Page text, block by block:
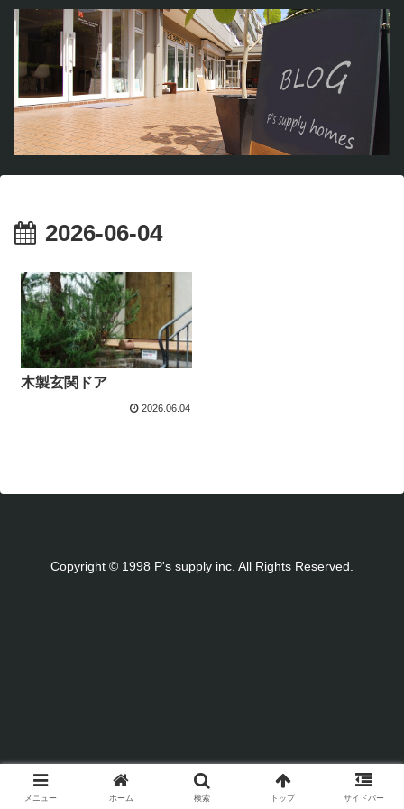
2026-06-04
木製玄関ドア
2026.06.04
Copyright © 1998 P's supply inc. All Rights Reserved.
メニュー ホーム 検索 トップ サイドバー